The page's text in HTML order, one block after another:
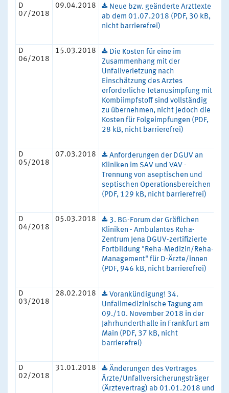
D
07/2018
09.04.2018
Neue bzw. geänderte Arzttexte
ab dem 01.07.2018 (PDF, 30 kB,
nicht barrierefrei)
D
06/2018
15.03.2018
Die Kosten für eine im
Zusammenhang mit der
Unfallverletzung nach
Einschätzung des Arztes
erforderliche Tetanusimpfung mit
Kombiimpfstoff sind vollständig
zu übernehmen, nicht jedoch die
Kosten für Folgeimpfungen (PDF,
28 kB, nicht barrierefrei)
D
05/2018
07.03.2018
Anforderungen der DGUV an
Kliniken im SAV und VAV -
Trennung von aseptischen und
septischen Operationsbereichen
(PDF, 129 kB, nicht barrierefrei)
D
04/2018
05.03.2018
3. BG-Forum der Gräflichen
Kliniken - Ambulantes Reha-
Zentrum Jena DGUV-zertifizierte
Fortbildung "Reha-Medizin/Reha-
Management" für D-Ärzte/innen
(PDF, 946 kB, nicht barrierefrei)
D
03/2018
28.02.2018
Vorankündigung! 34.
Unfallmedizinische Tagung am
09./10. November 2018 in der
Jahrhunderthalle in Frankfurt am
Main (PDF, 37 kB, nicht
barrierefrei)
D
02/2018
31.01.2018
Änderungen des Vertrages
Ärzte/Unfallversicherungsträger
(Ärztevertrag) ab 01.01.2018 und